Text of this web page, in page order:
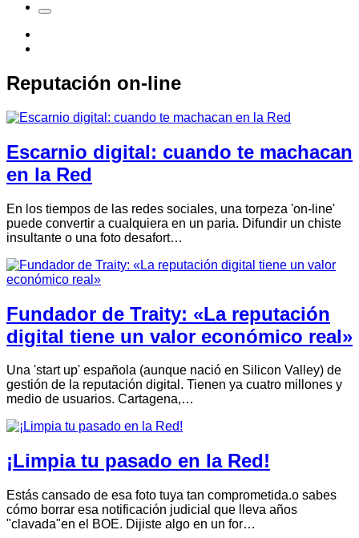
Reputación on-line
Escarnio digital: cuando te machacan
en la Red
En los tiempos de las redes sociales, una torpeza 'on-line'
puede convertir a cualquiera en un paria. Difundir un chiste
insultante o una foto desafort…
Fundador de Traity: «La reputación
digital tiene un valor económico real»
Una 'start up' española (aunque nació en Silicon Valley) de
gestión de la reputación digital. Tienen ya cuatro millones y
medio de usuarios. Cartagena,…
¡Limpia tu pasado en la Red!
Estás cansado de esa foto tuya tan comprometida.o sabes
cómo borrar esa notificación judicial que lleva años
"clavada"en el BOE. Dijiste algo en un for…